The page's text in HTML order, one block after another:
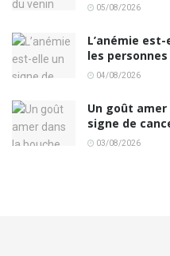
05/08/2026
L’anémie
les personnes
04/08/2026
Un goût
signe de
03/08/2026